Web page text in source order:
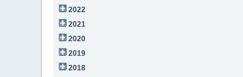
2022
2021
2020
2019
2018